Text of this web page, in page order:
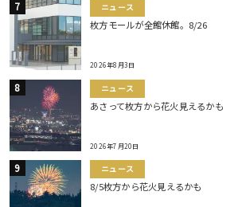
ニュース
枚方モールが全館休館。8/26
2026年8月3日
ニュース
あさって枚方から花火見えるかも
2026年7月20日
ニュース
8/5枚方から花火見えるかも